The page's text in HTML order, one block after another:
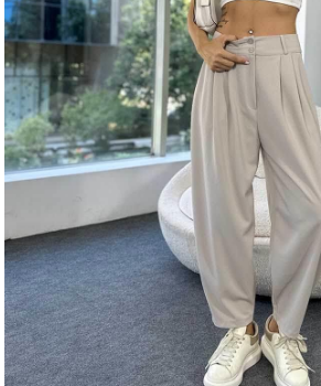
okudum onay veriyorum.
Paylaştığım bilgilerin
KVKK kapsamında
WhatsApp üzerinden bilgilendirmeleri almayı
Çevir Kazan